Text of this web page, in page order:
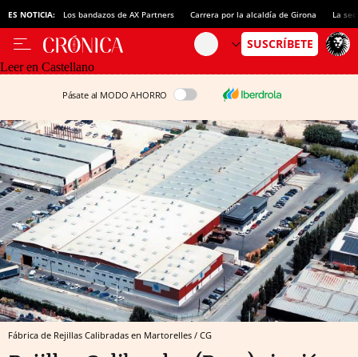
ES NOTICIA: Los bandazos de AX Partners Carrera por la alcaldía de Girona La
Leer en Castellano
Pásate al MODO AHORRO
Fábrica de Rejillas Calibradas en Martorelles / CG